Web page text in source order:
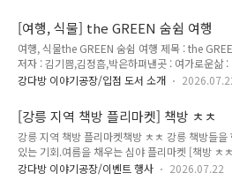
편 - 일..
현이는 인생에서 가장 치열했던 미용실 인턴 생활
디자이너가 되어 미용실에 출근했습니다. 미용실
로 보이는 비슷한 또래 몇몇이 보입니다. 분주해
에게 당신은...[누군가 말 걸어줄 때까지 기다리면
다][반갑게 인사하며 도와줄 일이 없냐고 물어본
다.”“안녕하세요. 한준수입니다.”그는 자기소개를
머쓱한 듯 ..
[여행, 식물] the GREEN 숨쉼 여행
여행, 식물the GREEN 숨쉼 여행 제목 : the
저자 : 김기쁨,김정흠,박은하펴낸곳 : 여가로운삶 :
본 형식 : 종이책 - 무선제본쪽수 : 215쪽크기 :
978377-5-3 (13980) 강다방 이야기공장 🏠독립
기가 모여 숲이 되는곳 🌲강원특별자치도 강릉시
(옥천동 305-1) 1층, 3층 블로그
https://kangdbang.tistory.com스마트스토어
https://smartstore.naver.com/kangdbang인스
강다방 이야기공장/입점 도서 소개
[강릉 지역 책방 플리마켓] 책방 ㅊㅊ
강릉 지역 책방 플리마켓책방 ㅊㅊ 강릉 책방들을
있는 기회.여름을 채우는 심야 플리마켓 [책방 ㅊ
을 초대합니다.일시 : 2026년 7월 21일 화요일 저
강다방 이야기공장/이벤트 행사 2026.07.22